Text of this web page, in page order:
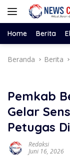
Langsung
Home Berita
Beranda Berita
Pemkab
Gelar
Petugas
Redaksi
Juni 16, 2026